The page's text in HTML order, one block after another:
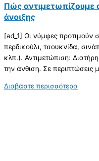
Πώς αντιμετωπίζουμε
άνοιξης
[ad_1] Οι νύμφες προτιμούν
περδικούλι, τσουκνίδα,
κλπ.). Αντιμετώπιση:
την άνθιση. Σε περιπτώσεις
Διαβάστε περισσότερα